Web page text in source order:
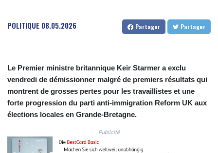
CZK 24.258158
DJF 205.267449
ERN 17.342035
ETB 186.049588
FJD 2.553384
FKP 0.857252
GGP 0.857252
POLITIQUE 08.05.2026 Partager Partager
Le Premier ministre britannique Keir Starmer a exclu
vendredi de démissionner malgré de premiers résultats qui
montrent de grosses pertes pour les travaillistes et une
forte progression du parti anti-immigration Reform UK aux
élections locales en Grande-Bretagne.
Publicité